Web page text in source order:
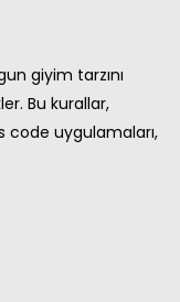
giyim tarzını
Bu kurallar,
code uygulamaları,